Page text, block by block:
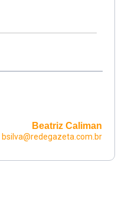
Beatriz Caliman
bsilva@redegazeta.com.br